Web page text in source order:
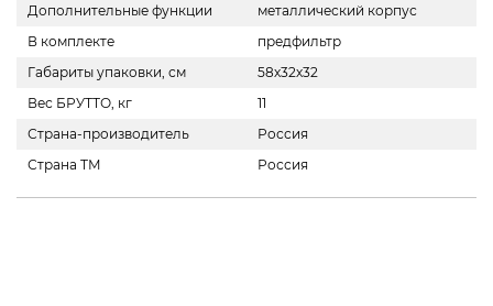
Дополнительные функции
металлический корпус
В комплекте
предфильтр
Габариты упаковки, см
58х32х32
Вес БРУТТО, кг
11
Страна-производитель
Россия
Страна ТМ
Россия